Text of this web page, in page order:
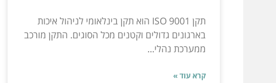
תקן ISO 9001 הוא תקן בינלאומי לניהול איכות
בארגונים גדולים וקטנים מכל הסוגים. התקן מורכב
ממערכת נהלי...
קרא עוד »